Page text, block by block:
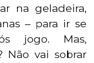
na geladeira,
– para ir se
jogo. Mas,
Não vai sobrar